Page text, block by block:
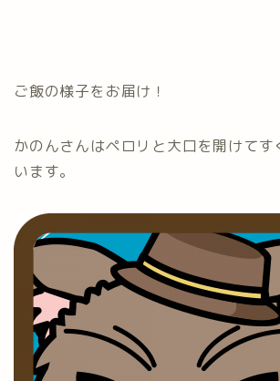
ご飯の様子をお届け！
かのんさんはペロリと大口を開けてす
います。